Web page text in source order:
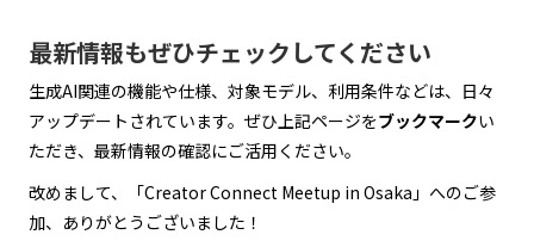
最新情報もぜひチェックしてください
生成AI関連の機能や仕様、対象モデル、利用条件などは、日々
アップデートされています。ぜひ上記ページをブックマークい
ただき、最新情報の確認にご活用ください。
改めまして、「Creator Connect Meetup in Osaka」へのご参
加、ありがとうございました！